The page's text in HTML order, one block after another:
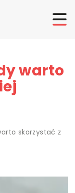
warto
skorzystać z